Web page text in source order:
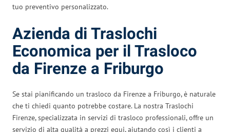
tuo preventivo personalizzato.
Azienda di Traslochi
Economica per il Trasloco
da Firenze a Friburgo
Se stai pianificando un trasloco da Firenze a Friburgo, è naturale
che ti chiedi quanto potrebbe costare. La nostra Traslochi
Firenze, specializzata in servizi di trasloco professionali, offre un
servizio di alta qualità a prezzi equi, aiutando così i clienti a